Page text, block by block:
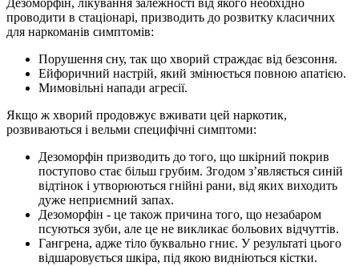
Дезоморфін, лікування залежності від якого необхідно
проводити в стаціонарі, призводить до розвитку класичних
для наркоманів симптомів:
Порушення сну, так що хворий страждає від безсоння.
Ейфоричний настрій, який змінюється повною апатією.
Мимовільні напади агресії.
Якщо ж хворий продовжує вживати цей наркотик,
розвиваються і вельми специфічні симптоми:
Дезоморфін призводить до того, що шкірний покрив
поступово стає більш грубим. Згодом з’являється синій
відтінок і утворюються гнійні рани, від яких виходить
дуже неприємний запах.
Дезоморфін - це також причина того, що незабаром
псуються зуби, але це не викликає больових відчуттів.
Гангрена, адже тіло буквально гниє. У результаті цього
відшаровується шкіра, під якою видніються кістки.